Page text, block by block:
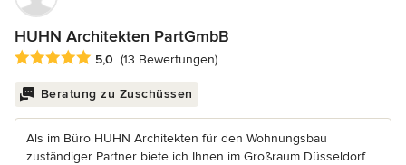
HUHN Architekten PartGmbB
Durchschnittliche Bewertung: 5 von 5 Sternen
5,0 (13 Bewertungen)
Beratung zu Zuschüssen
Als im Büro HUHN Architekten für den Wohnungsbau
zuständiger Partner biete ich Ihnen im Großraum Düsseldorf